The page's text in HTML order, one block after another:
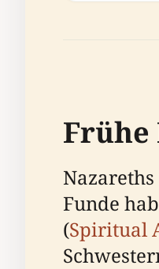
Frühe
Funde
(Spiritual